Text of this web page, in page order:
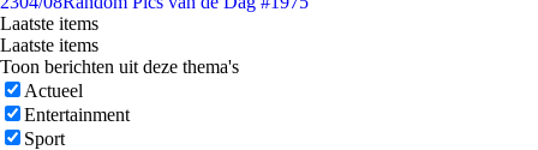
Laatste items
Laatste items
Toon berichten uit deze thema's
Actueel
Entertainment
Sport